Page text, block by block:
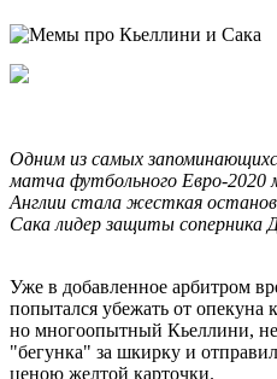
Одним из самых
матча футбольного Евро-
Англии стала жесткая
Сака лидер защиты
Уже в добавленное арбитром
попытался убежать от опекуна
но многоопытный Кьеллини,
"бегунка" за шкирку и
ценою желтой карточки.